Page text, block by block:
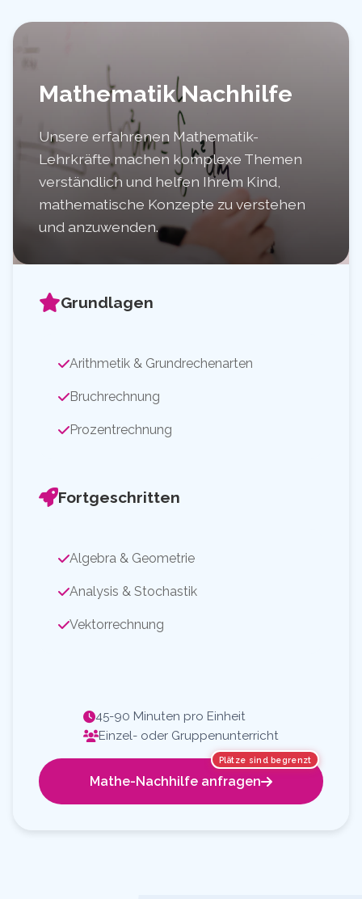
Mathematik Nachhilfe
Unsere erfahrenen Mathematik-
Lehrkräfte machen komplexe Themen
verständlich und helfen Ihrem Kind,
mathematische Konzepte zu verstehen
und anzuwenden.
Grundlagen
Arithmetik & Grundrechenarten
Bruchrechnung
Prozentrechnung
Fortgeschritten
Algebra & Geometrie
Analysis & Stochastik
Vektorrechnung
45-90 Minuten pro Einheit
Einzel- oder Gruppenunterricht
Plätze sind begrenzt
Mathe-Nachhilfe anfragen